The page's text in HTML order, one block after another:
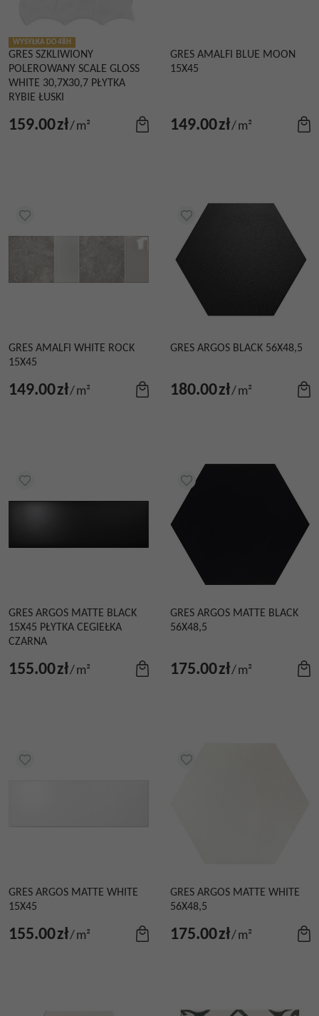
WYSYŁKA DO 48H
GRES SZKLIWIONY
POLEROWANY SCALE GLOSS
WHITE 30,7X30,7 PŁYTKA
RYBIE ŁUSKI
159.00zł/m²
GRES AMALFI BLUE MOON
15X45
149.00zł/m²
GRES AMALFI WHITE ROCK
15X45
149.00zł/m²
GRES ARGOS BLACK 56X48,5
180.00zł/m²
GRES ARGOS MATTE BLACK
15X45 PŁYTKA CEGIEŁKA
CZARNA
155.00zł/m²
GRES ARGOS MATTE BLACK
56X48,5
175.00zł/m²
GRES ARGOS MATTE WHITE
15X45
155.00zł/m²
GRES ARGOS MATTE WHITE
56X48,5
175.00zł/m²